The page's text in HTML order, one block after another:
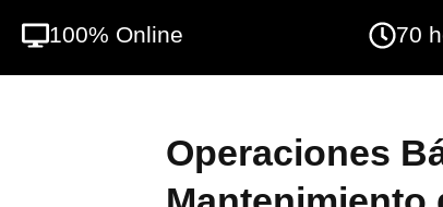
100% Online 70
Operaciones